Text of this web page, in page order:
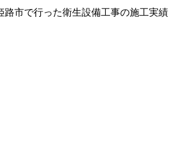
市で行った衛生設備工事の施工実績